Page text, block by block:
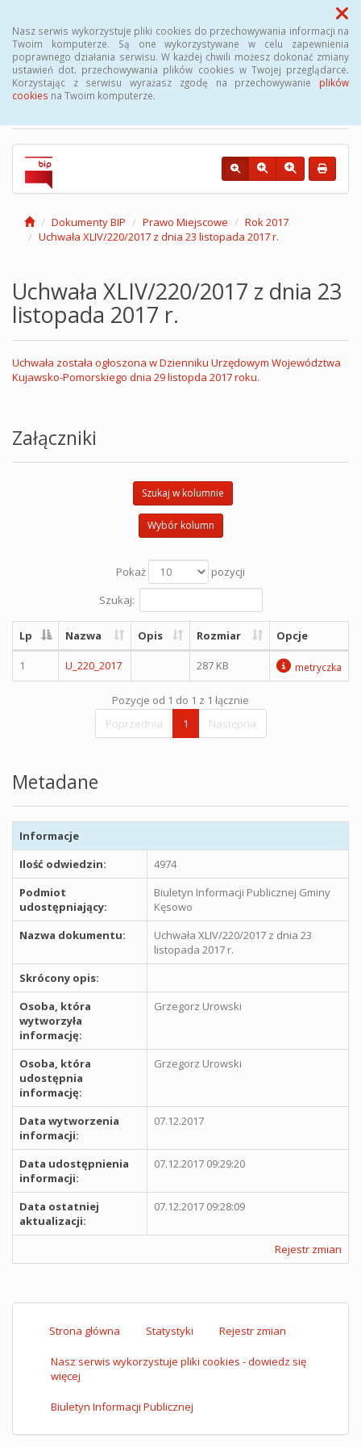
Nasz serwis wykorzystuje pliki cookies do przechowywania informacji na
Twoim komputerze. Są one wykorzystywane w celu zapewnienia
poprawnego działania serwisu. W każdej chwili możesz dokonać zmiany
ustawień dot. przechowywania plików cookies w Twojej przeglądarce.
Korzystając z serwisu wyrażasz zgodę na przechowywanie plików
cookies na Twoim komputerze.
Menu
Biuletyn Informacji
Publicznej Gminy Kęsowo
Dokumenty BIP Prawo Miejscowe
Rok 2017
Uchwała XLIV/220/2017 z dnia 23 listopada 2017 r.
Uchwała XLIV/220/2017 z dnia 23
listopada 2017 r.
Uchwała została ogłoszona w Dzienniku Urzędowym Województwa
Kujawsko-Pomorskiego dnia 29 listopda 2017 roku.
Załączniki
Szukaj w kolumnie
Wybór kolumn
Pokaż
pozycji
Szukaj:
Lp Nazwa Opis Rozmiar Opcje
1 U_220_2017 287 KB metryczka
Pozycje od 1 do 1 z 1 łącznie
Poprzednia
1 Następna
Metadane
Informacje
Ilość odwiedzin:
4974
Podmiot
udostępniający:
Biuletyn Informacji Publicznej Gminy
Kęsowo
Nazwa dokumentu:
Uchwała XLIV/220/2017 z dnia 23
listopada 2017 r.
Skrócony opis:
Osoba, która
wytworzyła
informację:
Grzegorz Urowski
Osoba, która
udostępnia
informację:
Grzegorz Urowski
Data wytworzenia
informacji:
07.12.2017
Data udostępnienia
informacji:
07.12.2017 09:29:20
Data ostatniej
aktualizacji:
07.12.2017 09:28:09
Rejestr zmian
Strona główna Statystyki Rejestr zmian
Nasz serwis wykorzystuje pliki cookies - dowiedz się
więcej
Biuletyn Informacji Publicznej